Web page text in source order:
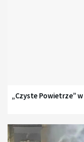
„Czyste Powietrze”